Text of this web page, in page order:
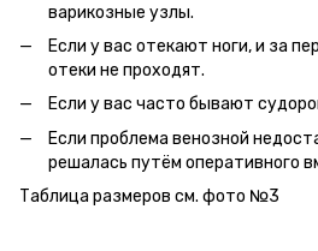
варикозные узлы.
Если у вас отекают ноги, и за
отеки не проходят.
Если у вас часто бывают
Если проблема венозной
решалась путём оперативного
Таблица размеров см. фото №3